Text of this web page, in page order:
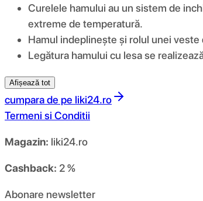
Curelele hamului au un sistem de
extreme de temperatură.
Hamul indeplinește și rolul unei
Legătura hamului cu lesa se
Afișează tot
cumpara de pe liki24.ro
Termeni si Conditii
Magazin: liki24.ro
Cashback: 2 %
Abonare newsletter